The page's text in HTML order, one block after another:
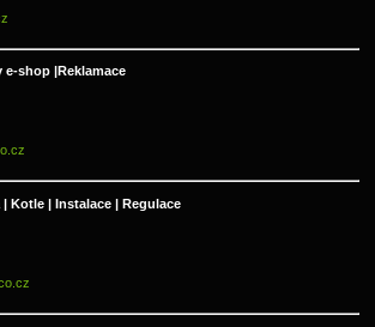
e-shop |Reklamace
| Kotle | Instalace | Regulace